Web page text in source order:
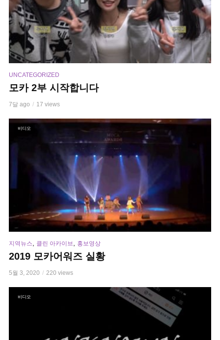
UNCATEGORIZED
모카 2부 시작합니다
7달 ago 17 views
비디오
지역뉴스 클린 아카이브 홍보영상
2019 모카어워즈 실황
5월 3, 2020 220 views
비디오